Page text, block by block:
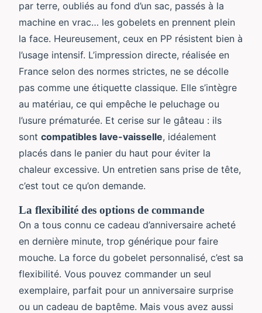
par terre, oubliés au fond d’un sac, passés à la
machine en vrac… les gobelets en prennent plein
la face. Heureusement, ceux en PP résistent bien à
l’usage intensif. L’impression directe, réalisée en
France selon des normes strictes, ne se décolle
pas comme une étiquette classique. Elle s’intègre
au matériau, ce qui empêche le peluchage ou
l’usure prématurée. Et cerise sur le gâteau : ils
sont compatibles lave-vaisselle, idéalement
placés dans le panier du haut pour éviter la
chaleur excessive. Un entretien sans prise de tête,
c’est tout ce qu’on demande.
La flexibilité des options de commande
On a tous connu ce cadeau d’anniversaire acheté
en dernière minute, trop générique pour faire
mouche. La force du gobelet personnalisé, c’est sa
flexibilité. Vous pouvez commander un seul
exemplaire, parfait pour un anniversaire surprise
ou un cadeau de baptême. Mais vous avez aussi